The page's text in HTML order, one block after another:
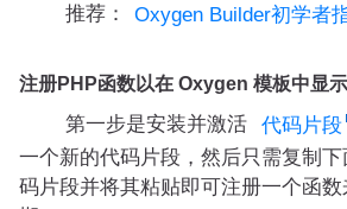
推荐： Oxygen Builder初学者
注册PHP函数以在 Oxygen 模板中显
第一步是安装并激活 代码片段
一个新的代码片段，然后只需复制
码片段并将其粘贴即可注册一个函数